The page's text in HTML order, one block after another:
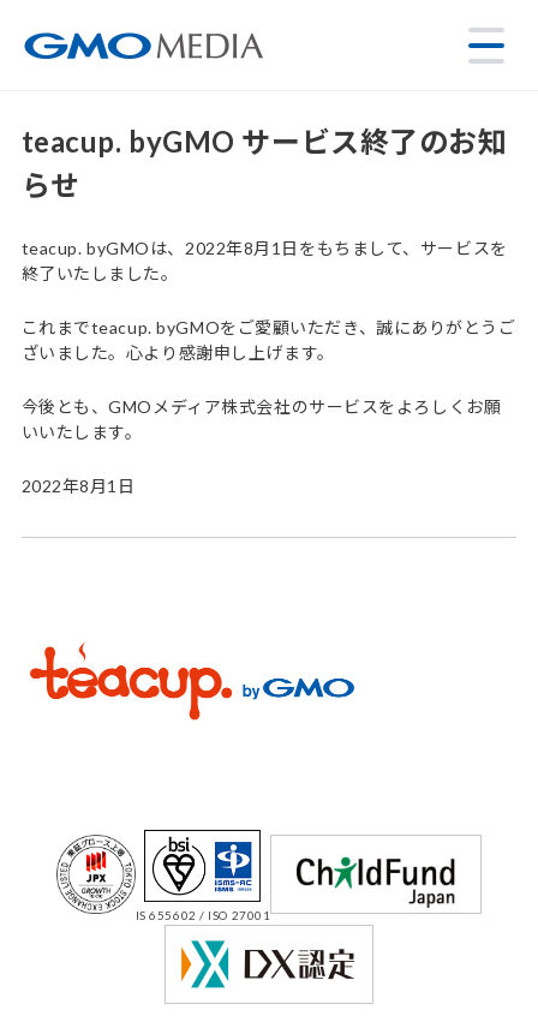
teacup. byGMO サービス終了のお知
らせ
teacup. byGMOは、2022年8月1日をもちまして、サービスを
終了いたしました。
これまでteacup. byGMOをご愛顧いただき、誠にありがとうご
ざいました。心より感謝申し上げます。
今後とも、GMOメディア株式会社のサービスをよろしくお願
いいたします。
2022年8月1日
IS 655602 / ISO 27001